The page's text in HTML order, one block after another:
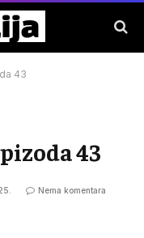
43
43
Nema komentara